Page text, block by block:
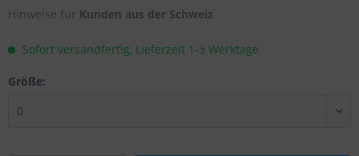
Hinweise für Kunden aus der Schweiz
Sofort versandfertig, Lieferzeit 1-3 Werktage
Größe: